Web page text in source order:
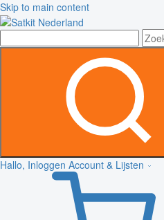
Skip to main content
Hallo, Inloggen Account & Lijsten